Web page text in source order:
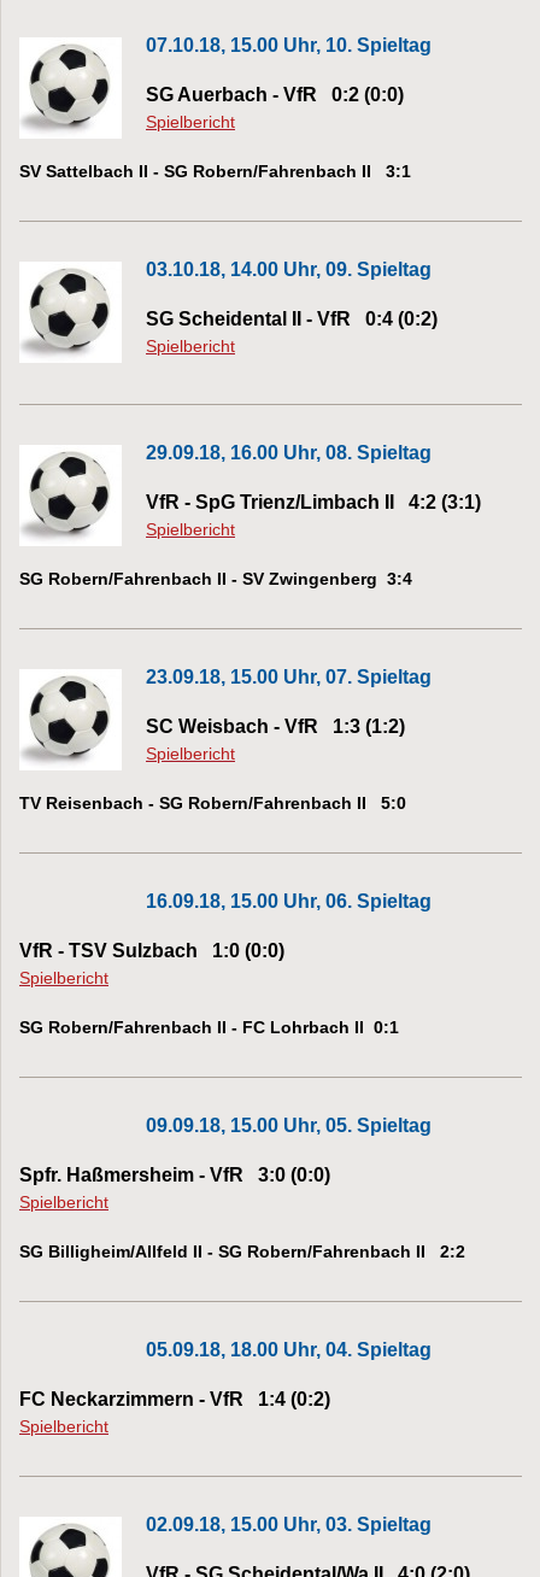
07.10.18, 15.00 Uhr, 10. Spieltag
SG Auerbach - VfR 0:2 (0:0)
Spielbericht
SV Sattelbach II - SG Robern/Fahrenbach II 3:1
03.10.18, 14.00 Uhr, 09. Spieltag
SG Scheidental II - VfR 0:4 (0:2)
Spielbericht
29.09.18, 16.00 Uhr, 08. Spieltag
VfR - SpG Trienz/Limbach II 4:2 (3:1)
Spielbericht
SG Robern/Fahrenbach II - SV Zwingenberg 3:4
23.09.18, 15.00 Uhr, 07. Spieltag
SC Weisbach - VfR 1:3 (1:2)
Spielbericht
TV Reisenbach - SG Robern/Fahrenbach II 5:0
16.09.18, 15.00 Uhr, 06. Spieltag
VfR - TSV Sulzbach 1:0 (0:0)
Spielbericht
SG Robern/Fahrenbach II - FC Lohrbach II 0:1
09.09.18, 15.00 Uhr, 05. Spieltag
Spfr. Haßmersheim - VfR 3:0 (0:0)
Spielbericht
SG Billigheim/Allfeld II - SG Robern/Fahrenbach II 2:2
05.09.18, 18.00 Uhr, 04. Spieltag
FC Neckarzimmern - VfR 1:4 (0:2)
Spielbericht
02.09.18, 15.00 Uhr, 03. Spieltag